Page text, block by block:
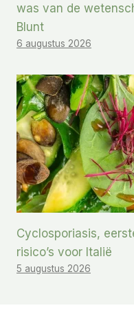
was van de
Blunt
6 augustus 2026
Cyclosporiasis,
risico’s voor Italië
5 augustus 2026